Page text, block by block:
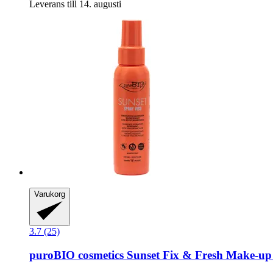
Leverans till 14. augusti
Varukorg
3.7 (25)
puroBIO cosmetics Sunset Fix & Fresh Make-​